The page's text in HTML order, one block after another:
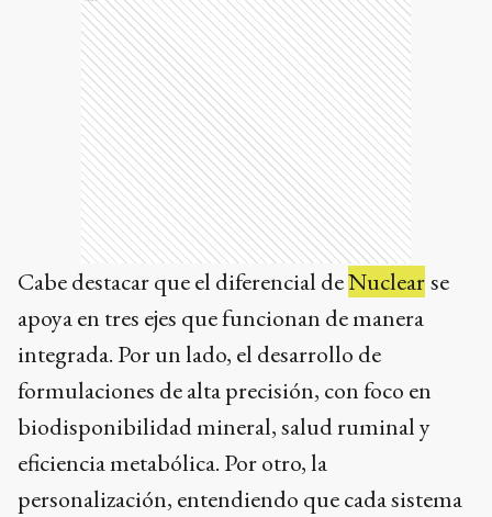
Cabe destacar que el diferencial deNuclearse
apoya en tres ejes que funcionan de manera
integrada. Por un lado, el desarrollo de
formulaciones de alta precisión, con foco en
biodisponibilidad mineral, salud ruminal y
eficiencia metabólica. Por otro, la
personalización, entendiendo que cada sistema